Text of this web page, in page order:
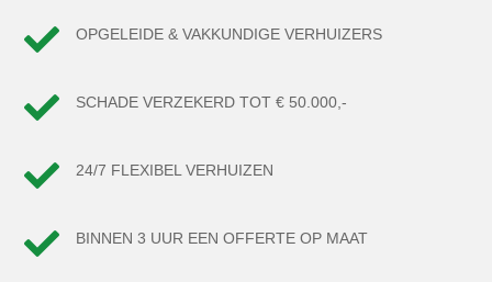
 OPGELEIDE & VAKKUNDIGE VERHUIZERS
 SCHADE VERZEKERD TOT € 50.000,-
 24/7 FLEXIBEL VERHUIZEN
 BINNEN 3 UUR EEN OFFERTE OP MAAT